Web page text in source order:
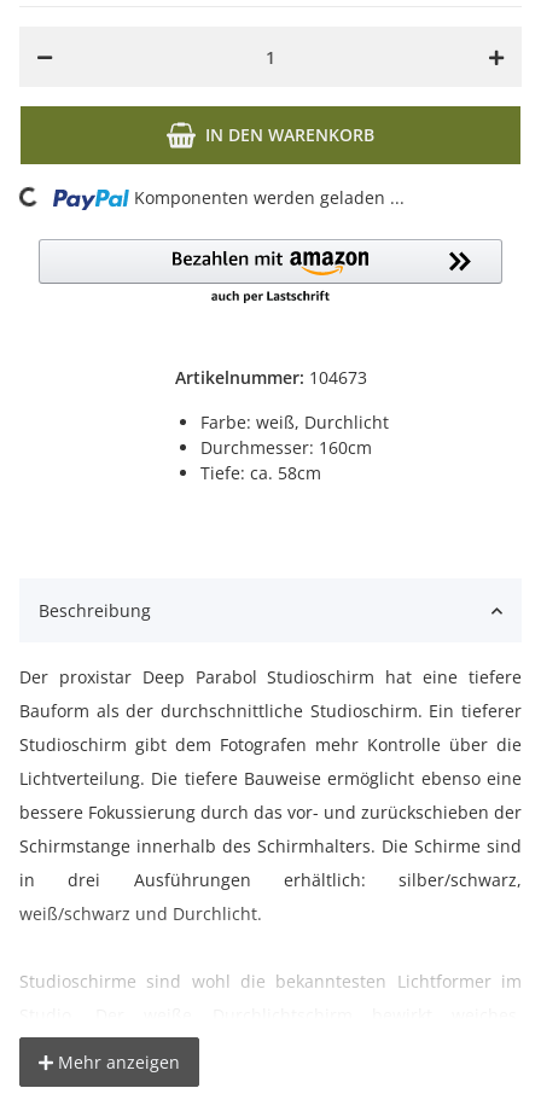
Artikelnummer: 104673
Farbe: weiß, Durchlicht
Durchmesser: 160cm
Tiefe: ca. 58cm
IN DEN WARENKORB
Komponenten werden geladen ...
Beschreibung
Der proxistar Deep Parabol Studioschirm hat eine tiefere
Bauform als der durchschnittliche Studioschirm. Ein tieferer
Studioschirm gibt dem Fotografen mehr Kontrolle über die
Lichtverteilung. Die tiefere Bauweise ermöglicht ebenso eine
bessere Fokussierung durch das vor- und zurückschieben der
Schirmstange innerhalb des Schirmhalters. Die Schirme sind
in drei Ausführungen erhältlich: silber/schwarz,
weiß/schwarz und Durchlicht.
Studioschirme sind wohl die bekanntesten Lichtformer im
Schirme leicht transportabel, weswegen sie auch heute noch
Mehr anzeigen